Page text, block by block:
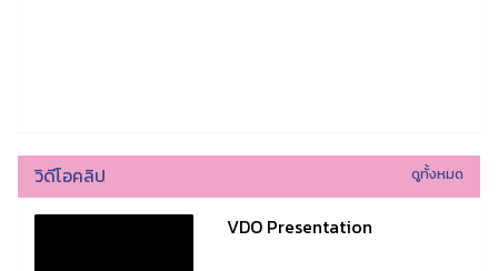
วิดีโอคลิป ดูทั้งหมด
VDO Presentation